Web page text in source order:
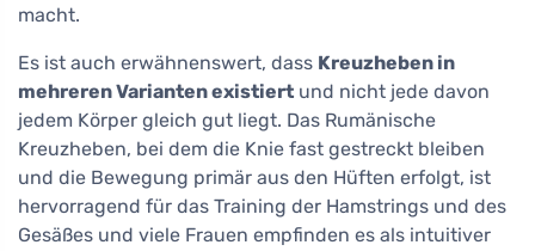
macht.
Es ist auch erwähnenswert, dass Kreuzheben in
mehreren Varianten existiert und nicht jede davon
jedem Körper gleich gut liegt. Das Rumänische
Kreuzheben, bei dem die Knie fast gestreckt bleiben
und die Bewegung primär aus den Hüften erfolgt, ist
hervorragend für das Training der Hamstrings und des
Gesäßes und viele Frauen empfinden es als intuitiver